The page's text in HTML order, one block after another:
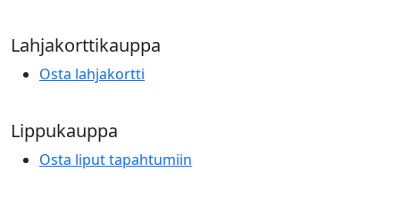
Lahjakorttikauppa
Osta lahjakortti
Lippukauppa
Osta liput tapahtumiin